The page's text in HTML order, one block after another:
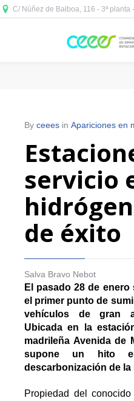
C/ Núñez de Balboa, 116 - 3ª
By ceees in Apariciones en
servicio
de éxito
Salva Bravo Nebot
El pasado 28 de
el primer punto de
vehículos de gran
Ubicada en la
madrileña Avenida de
supone un hito
descarbonización de
Propiedad del